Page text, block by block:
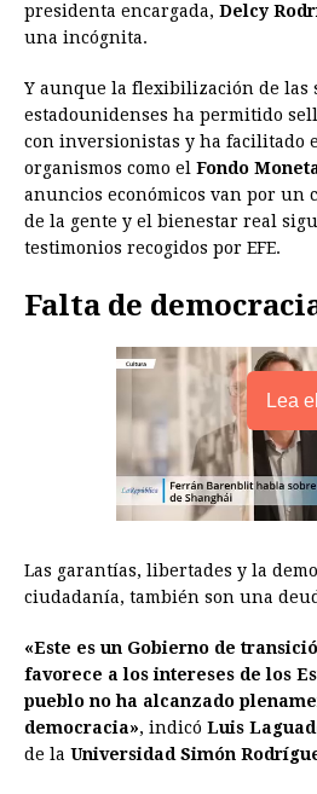
presidenta encargada, Delcy
una incógnita.
Y aunque la flexibilización de las
estadounidenses ha permitido
con inversionistas y ha facilitado
organismos como el Fondo
anuncios económicos van por un
de la gente y el bienestar real
testimonios recogidos por EFE.
Falta de
Lea
Las garantías, libertades y la
ciudadanía, también son una
«Este es un Gobierno de
favorece a los intereses de los
pueblo no ha alcanzado
democracia», indicó Luis
de la Universidad Simón